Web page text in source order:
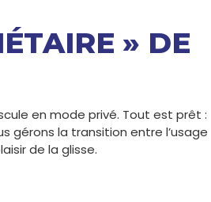
» DE
en mode privé. Tout est prêt :
gérons la transition entre l’usage
de la glisse.